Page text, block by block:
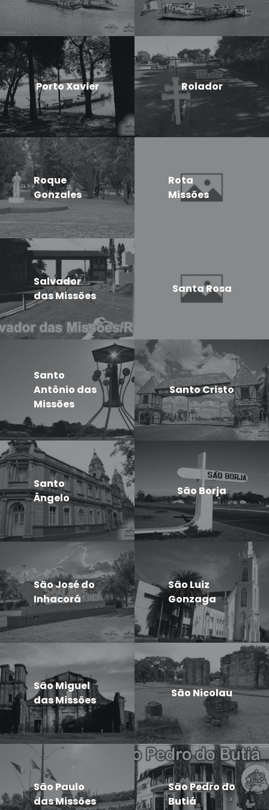
Porto Xavier Rolador
Roque
Gonzales
Rota
Missões
Salvador
das Missões
Santa Rosa
Santo
Antônio das
Missões
Santo Cristo
Santo
Ângelo
São Borja
São José do
Inhacorá
São Luiz
Gonzaga
São Miguel
das Missões
São Nicolau
São Paulo
das Missões
São Pedro do
Butiá